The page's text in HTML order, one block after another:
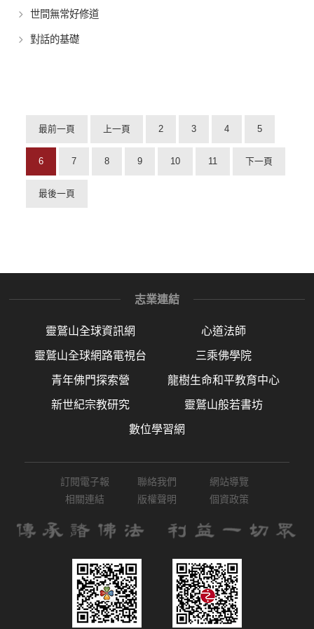
世間無常好修道
對話的基礎
最前一頁 上一頁 2 3 4 5
6 7 8 9 10 11 下一頁
最後一頁
志業連結
靈鷲山全球資訊網 心道法師
靈鷲山全球網路電視台 三乘佛學院
青年佛門探索營 龍樹生命和平教育中心
新世紀宗教研究 靈鷲山般若書坊
數位學習網
訂閱電子報 聯絡我們
網站導覽
相關連結
版權聲明 個資政策